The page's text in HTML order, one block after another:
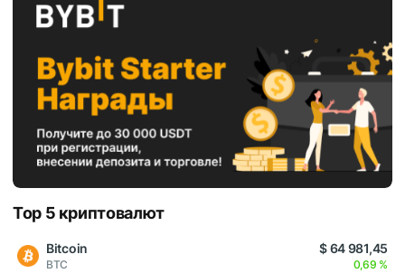
Top 5 криптовалют
Bitcoin
BTC
$ 64 981,45
0,69 %